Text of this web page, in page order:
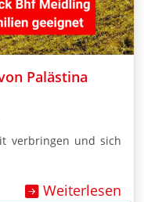
Palästina
verbringen und sich
Weiterlesen